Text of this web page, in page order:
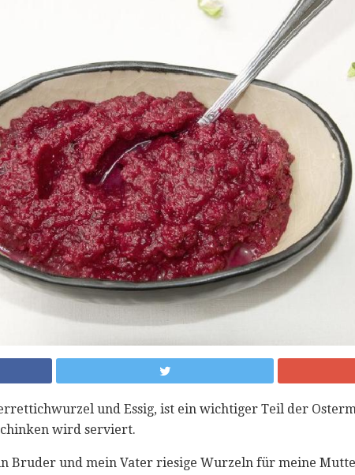
und Essig, ist ein wichtiger Teil der
wird serviert.
Bruder und mein Vater riesige Wurzeln für meine